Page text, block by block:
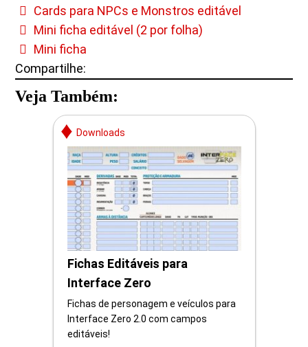
Cards para NPCs e Monstros editável
Mini ficha editável (2 por folha)
Mini ficha
Compartilhe:
Veja Também:
Downloads
Fichas Editáveis para
Interface Zero
Fichas de personagem e veículos para
Interface Zero 2.0 com campos
editáveis!